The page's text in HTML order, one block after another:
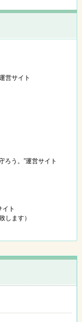
営サイト
ろう。”運営サイト
ト
します）